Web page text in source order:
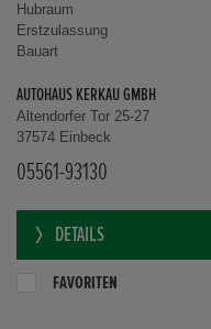
Hubraum
Erstzulassung
Bauart
AUTOHAUS KERKAU GMBH
Altendorfer Tor 25-27
37574 Einbeck
05561-93130
DETAILS
FAVORITEN